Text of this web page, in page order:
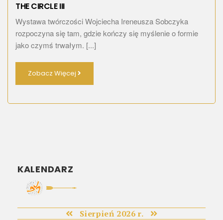
THE CIRCLE III
Wystawa twórczości Wojciecha Ireneusza Sobczyka
rozpoczyna się tam, gdzie kończy się myślenie o formie
jako czymś trwałym. [...]
Zobacz Więcej
KALENDARZ
Sierpień 2026 r.